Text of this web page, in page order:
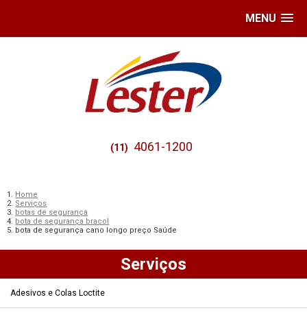
MENU
(11) 4061-1200
Home
Serviços
botas de segurança
bota de segurança bracol
bota de segurança cano longo preço Saúde
Serviços
Adesivos e Colas Loctite